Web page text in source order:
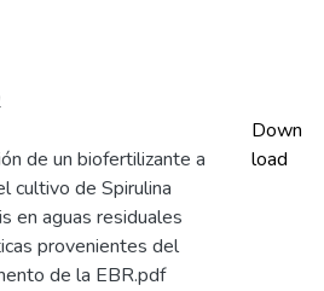
de un biofertilizante a
cultivo de Spirulina
en aguas residuales
provenientes del
de la EBR.pdf
Down
load